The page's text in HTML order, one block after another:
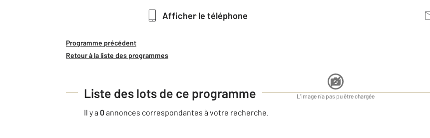
L'image n'a pas pu être chargée
Afficher le téléphone
Programme précédent
Retour à la liste des programmes
Liste des lots de ce programme
Il y a 0annonces correspondantes à votre recherche.